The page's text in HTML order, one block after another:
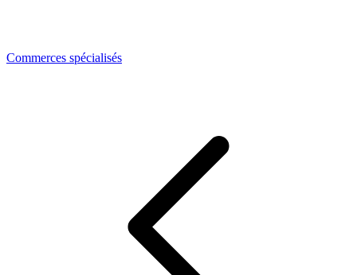
Commerces spécialisés